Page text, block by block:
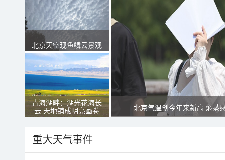
北京天空现鱼鳞云景观
青海湖畔：湖光花海长
云 天地铺成明亮画卷
北京气温创今年来新高 焖蒸
重大天气事件